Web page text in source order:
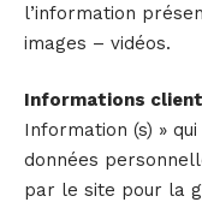
l’information
images – vidéos.
Informations
Information (s) »
données
par le site pour la